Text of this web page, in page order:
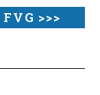
>>>